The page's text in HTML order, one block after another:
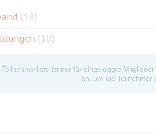
an diesem Tag den Vorrang haben.
angesagt, warne ich am Abend
(18)
(10)
Teilnehmerliste ist nur für eingeloggte
an, um die Teilnehmer